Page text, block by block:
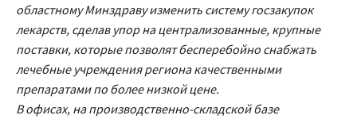
областному Минздраву изменить систему госзакупок
лекарств, сделав упор на централизованные, крупные
поставки, которые позволят бесперебойно снабжать
лечебные учреждения региона качественными
препаратами по более низкой цене.
В офисах, на производственно-складской базе